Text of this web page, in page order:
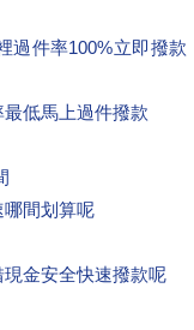
過件率100%立即撥款
低馬上過件撥款
間划算呢
金安全快速撥款呢